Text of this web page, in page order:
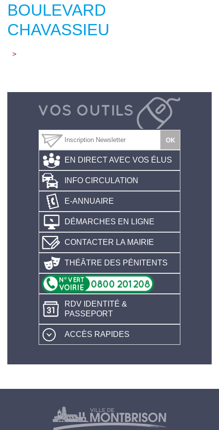
BOULEVARD
CHAVASSIEU
>
EN DIRECT AVEC VOS ÉLUS
INFO CIRCULATION
E-ANNUAIRE
DÉMARCHES EN LIGNE
CONTACTER LA MAIRIE
THÉÂTRE DES PÉNITENTS
RDV IDENTITÉ &
PASSEPORT
ACCÈS RAPIDES